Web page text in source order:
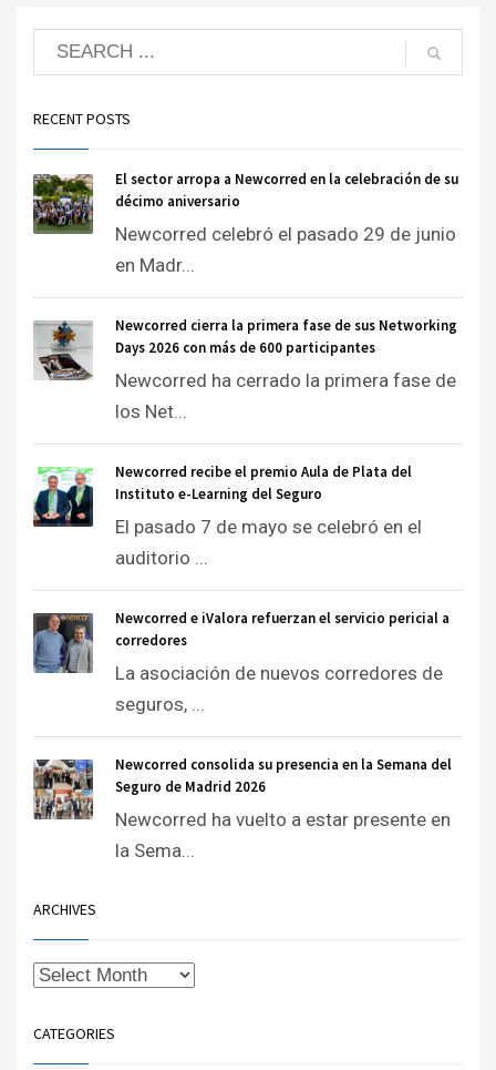
RECENT POSTS
El sector arropa a Newcorred en la celebración de su
décimo aniversario
Newcorred celebró el pasado 29 de junio
en Madr...
Newcorred cierra la primera fase de sus Networking
Days 2026 con más de 600 participantes
Newcorred ha cerrado la primera fase de
los Net...
Newcorred recibe el premio Aula de Plata del
Instituto e-Learning del Seguro
El pasado 7 de mayo se celebró en el
auditorio ...
Newcorred e iValora refuerzan el servicio pericial a
corredores
La asociación de nuevos corredores de
seguros, ...
Newcorred consolida su presencia en la Semana del
Seguro de Madrid 2026
Newcorred ha vuelto a estar presente en
la Sema...
ARCHIVES
CATEGORIES